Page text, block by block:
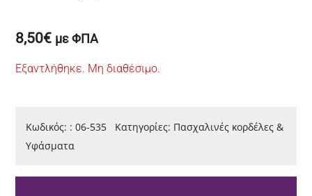
8,50€ με ΦΠΑ
Εξαντλήθηκε. Μη διαθέσιμο.
Κωδικός: :06-535 Κατηγορίες: Πασχαλινές κορδέλες &
Υφάσματα